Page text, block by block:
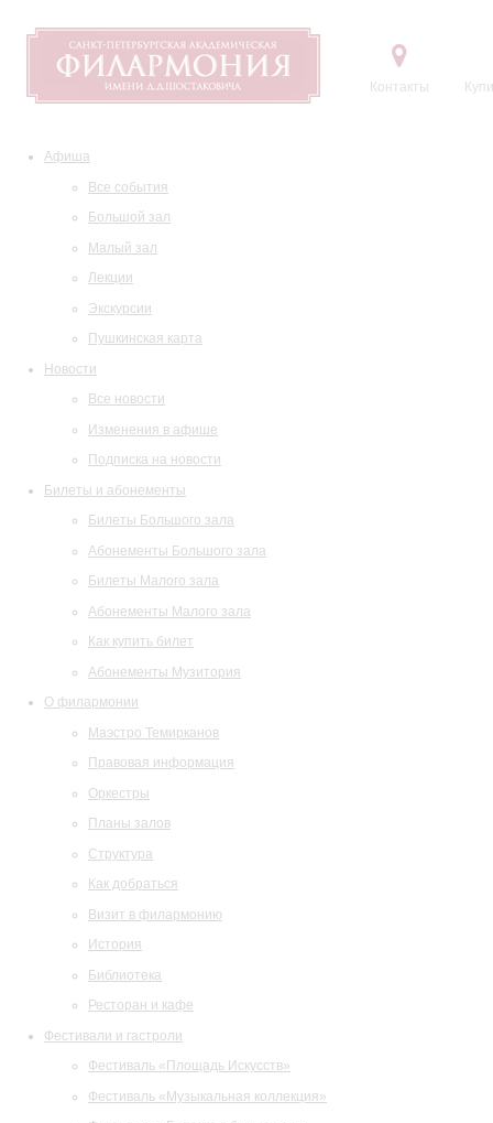
Контакты
Афиша
Все события
Большой зал
Малый зал
Лекции
Экскурсии
Пушкинская карта
Новости
Все новости
Изменения в афише
Подписка на новости
Билеты и абонементы
Билеты Большого зала
Абонементы Большого зала
Билеты Малого зала
Абонементы Малого зала
Как купить билет
Абонементы Музитория
О филармонии
Маэстро Темирканов
Правовая информация
Оркестры
Планы залов
Структура
Как добраться
Визит в филармонию
История
Библиотека
Ресторан и кафе
Фестивали и гастроли
Фестиваль «Площадь Искусств»
Фестиваль «Музыкальная коллекция»